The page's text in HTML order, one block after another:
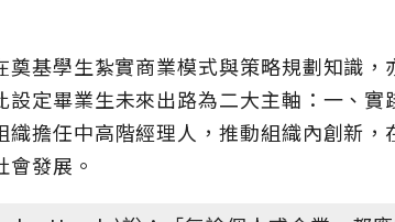
奠基學生紮實商業模式與策略規劃知識
定畢業生未來出路為二大主軸：一、實
織擔任中高階經理人，推動組織內創新，
發展。